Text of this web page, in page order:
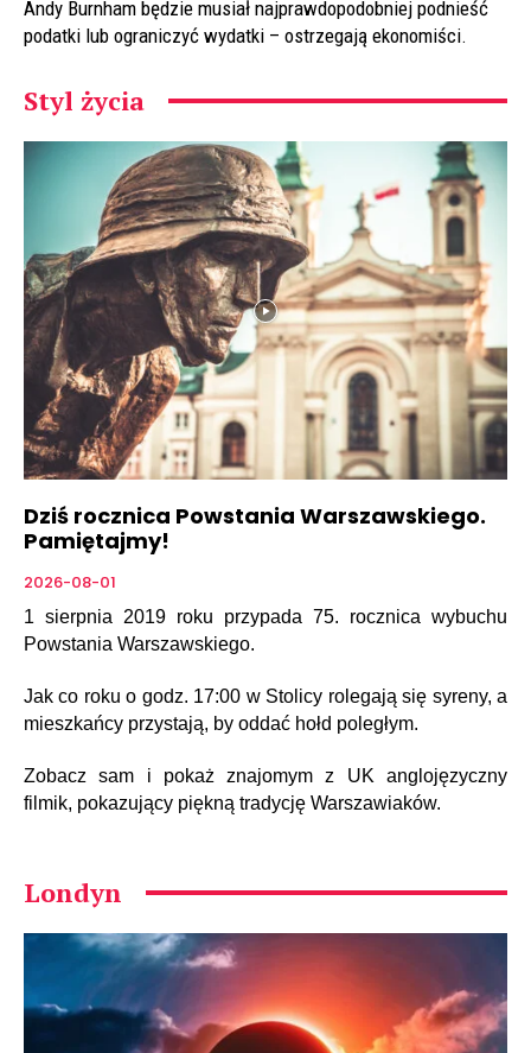
Andy Burnham będzie musiał najprawdopodobniej podnieść
podatki lub ograniczyć wydatki – ostrzegają ekonomiści.
Styl życia
Dziś rocznica Powstania Warszawskiego.
Pamiętajmy!
2026-08-01
1 sierpnia 2019 roku przypada 75. rocznica wybuchu
Powstania Warszawskiego.
Jak co roku o godz. 17:00 w Stolicy rolegają się syreny, a
mieszkańcy przystają, by oddać hołd poległym.
Zobacz sam i pokaż znajomym z UK anglojęzyczny
filmik, pokazujący piękną tradycję Warszawiaków.
Londyn